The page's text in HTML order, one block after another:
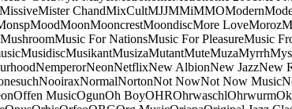
MissiveMister ChandMixCultMJJMMiMMOModern
MoodMoonMooncrestMoondiscMore LoveMoroz
MushroomMusic For NationsMusic For PleasureMusic
MusidiscMusikantMusizaMutantMuteMuzaMyrrh
NemperorNeonNetflixNew AlbionNew JazzNew
NooiraxNormalNortonNot NowNot Now Music
Offen MusicOgunOh BoyOHROhrwaschlOhrwurm